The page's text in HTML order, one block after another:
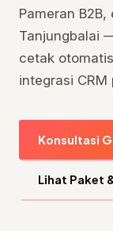
Pameran
Tanjungbalai
cetak
integrasi
Konsultasi
Lihat Paket